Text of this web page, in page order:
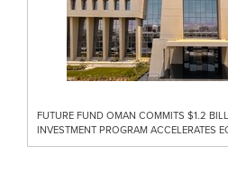
FUTURE FUND OMAN COMMITS $1.2
INVESTMENT PROGRAM ACCELERATES